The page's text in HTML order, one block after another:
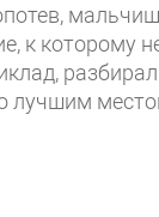
к которому
лучшим